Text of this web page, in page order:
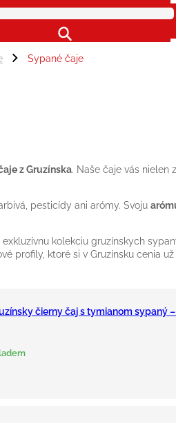
Sypané čaje
z Gruzínska. Naše čaje vás nielen
pesticídy ani arómy. Svoju
kolekciu gruzínskych
profily, ktoré si v Gruzínsku cenia
čierny čaj s tymianom sypaný